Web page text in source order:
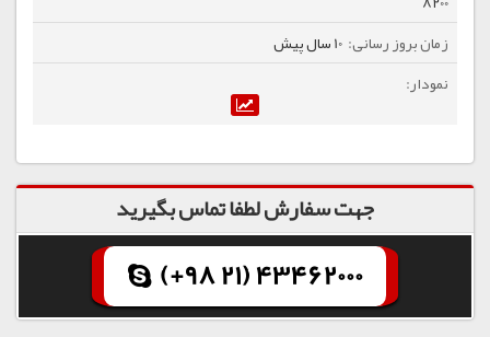
10 سال پیش
جهت سفارش لطفا تماس بگیرید
(+98 21) 43462000